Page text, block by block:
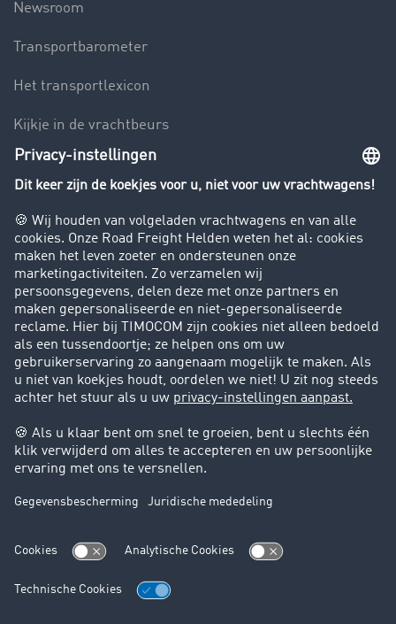
Newsroom
Transportbarometer
Het transportlexicon
Kijkje in de vrachtbeurs
Rijverbod voor vrachtwagens
Bedrijf
Success Stories
Klanten werven klanten
Support
Contact
Juridische informatie
Juridische info
Algemene voorwaarden